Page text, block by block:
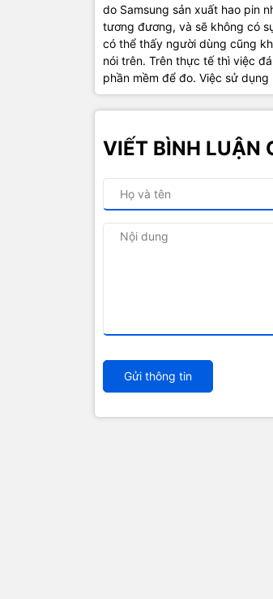
do Samsung sản xuất hao pin
tương đương, và sẽ không có
có thể thấy người dùng cũng
nói trên. Trên thực tế thì việc
phần mềm để đo. Việc sử
VIẾT BÌNH LUẬN
Gửi thông tin